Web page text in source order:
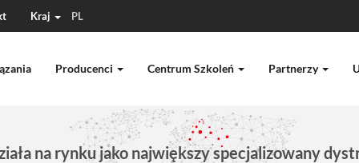
Kraj PL
Producenci Centrum Szkoleń Partnerzy
na rynku jako największy specjalizowany